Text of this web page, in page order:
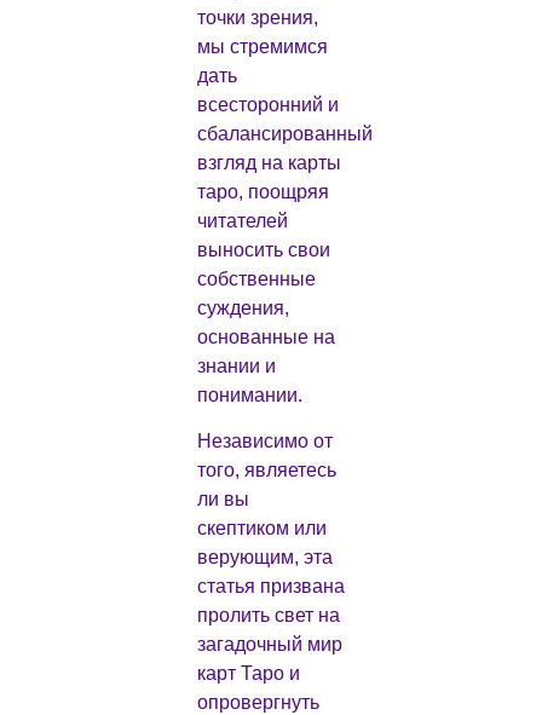
точки зрения,
мы стремимся
дать
всесторонний и
сбалансированный
взгляд на карты
таро, поощряя
читателей
выносить свои
собственные
суждения,
основанные на
знании и
понимании.
Независимо от
того, являетесь
ли вы
скептиком или
верующим, эта
статья призвана
пролить свет на
загадочный мир
карт Таро и
опровергнуть